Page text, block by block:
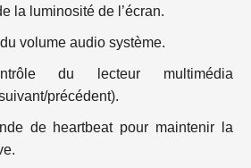
la luminosité de l’écran.
volume audio système.
du lecteur multimédia
précédent).
de heartbeat pour maintenir la